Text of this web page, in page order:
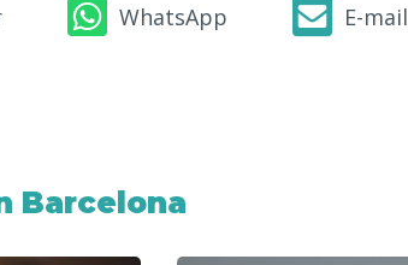
WhatsApp E-mail
Barcelona